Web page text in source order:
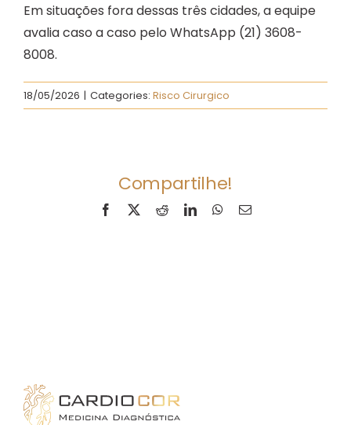
Em situações fora dessas três cidades, a equipe
avalia caso a caso pelo WhatsApp (21) 3608-
8008.
18/05/2026 | Categories: Risco Cirurgico
Compartilhe!
Facebook RedditLinkedInWhatsApp
E-